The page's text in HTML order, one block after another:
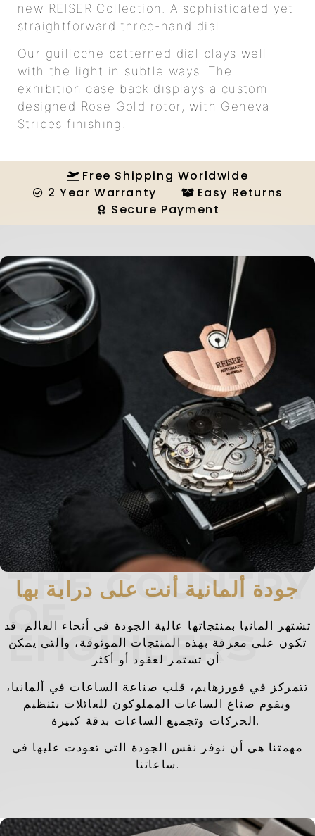
new REISER Collection. A sophisticated yet
straightforward three-hand dial.
Our guilloche patterned dial plays well
with the light in subtle ways. The
exhibition case back displays a custom-
designed Rose Gold rotor, with Geneva
Stripes finishing.
Free Shipping Worldwide
2 Year Warranty
Easy Returns
Secure Payment
جودة ألمانية أنت على درابة بها
THE COUNTRY
OF
ENGINEERS
تشتهر المانيا بمنتجاتها عالية الجودة في أنحاء العالم. قد
تكون على معرفة بهذه المنتجات الموثوقة، والتي يمكن
أن تستمر لعقود أو أكثر.
تتمركز في فورزهايم، قلب صناعة الساعات في ألمانيا،
ويقوم صناع الساعات المملوكون للعائلات بتنظيم
الحركات وتجميع الساعات بدقة كبيرة.
مهمتنا هي أن نوفر نفس الجودة التي تعودت عليها في
ساعاتنا.